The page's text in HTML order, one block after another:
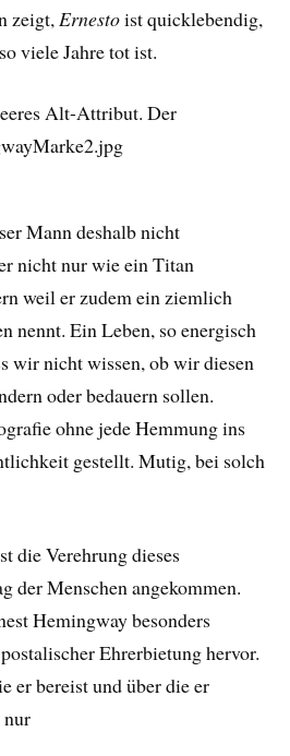
zeigt, Ernestoist quicklebendig,
viele Jahre tot ist.
Mann deshalb nicht
nicht nur wie ein Titan
weil er zudem ein ziemlich
nennt. Ein Leben, so energisch
wir nicht wissen, ob wir diesen
oder bedauern sollen.
ohne jede Hemmung ins
gestellt. Mutig, bei solch
die Verehrung dieses
der Menschen angekommen.
Hemingway besonders
Ehrerbietung hervor.
er bereist und über die er
nur